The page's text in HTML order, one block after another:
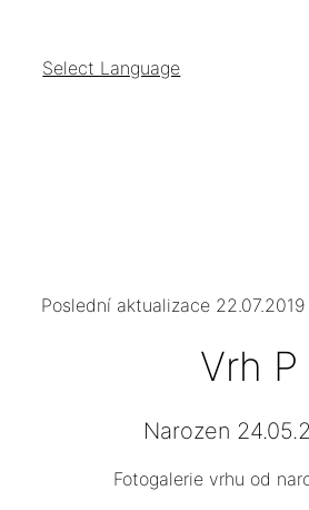
Select Language
Poslední aktualizace 22.07.2019
Vrh P
Narozen
Fotogalerie vrhu od